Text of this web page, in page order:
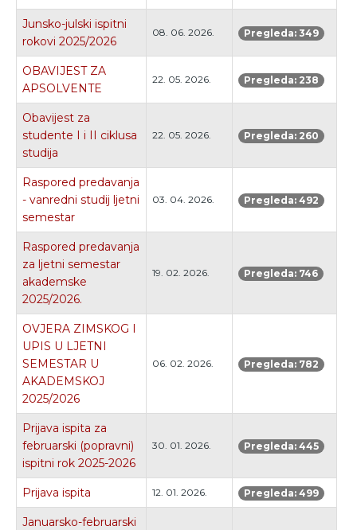
Junsko-julski ispitni
rokovi 2025/2026
08. 06. 2026. Pregleda: 349
OBAVIJEST ZA
APSOLVENTE
22. 05. 2026. Pregleda: 238
Obavijest za
studente I i II ciklusa
studija
22. 05. 2026. Pregleda: 260
Raspored predavanja
- vanredni studij ljetni
semestar
03. 04. 2026. Pregleda: 492
Raspored predavanja
za ljetni semestar
akademske
2025/2026.
19. 02. 2026. Pregleda: 746
OVJERA ZIMSKOG I
UPIS U LJETNI
SEMESTAR U
AKADEMSKOJ
2025/2026
06. 02. 2026. Pregleda: 782
Prijava ispita za
februarski (popravni)
ispitni rok 2025-2026
30. 01. 2026. Pregleda: 445
Prijava ispita 12. 01. 2026. Pregleda: 499
Januarsko-februarski